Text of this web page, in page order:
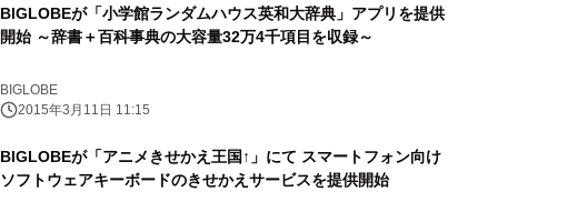
BIGLOBEが「小学館ランダムハウス英和大辞典」アプリを提供
開始 ～辞書＋百科事典の大容量32万4千項目を収録～
BIGLOBE
2015年3月11日 11:15
BIGLOBEが「アニメきせかえ王国↑」にて スマートフォン向け
ソフトウェアキーボードのきせかえサービスを提供開始